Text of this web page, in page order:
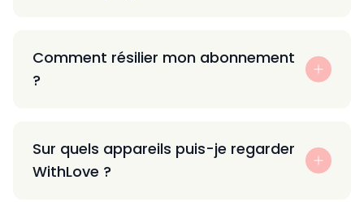
Comment résilier mon abonnement
?
Sur quels appareils puis-je regarder
WithLove ?